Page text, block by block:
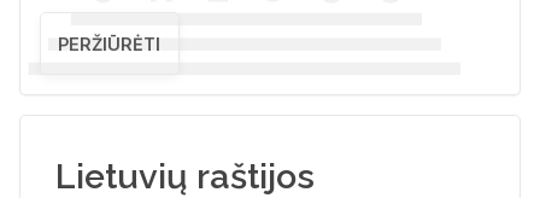
PERŽIŪRĖTI
Lietuvių raštijos